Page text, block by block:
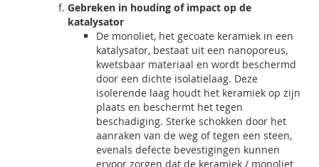
Gebreken in houding of impact op de
katalysator
De monoliet, het gecoate keramiek in een
katalysator, bestaat uit een nanoporeus,
kwetsbaar materiaal en wordt beschermd
door een dichte isolatielaag. Deze
isolerende laag houdt het keramiek op zijn
plaats en beschermt het tegen
beschadiging. Sterke schokken door het
aanraken van de weg of tegen een steen,
evenals defecte bevestigingen kunnen
ervoor zorgen dat de keramiek / monoliet